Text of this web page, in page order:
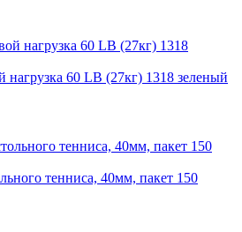
нагрузка 60 LB (27кг) 1318 зеленый
тенниса, 40мм, пакет 150